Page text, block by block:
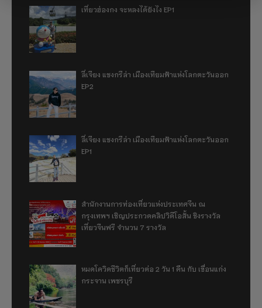
เที่ยวฮ่องกง จะหลงได้ยังไง EP1
ลี่เจียง แชงกรีล่า เมืองเทียมฟ้าแห่งโลกตะวันออก
EP2
ลี่เจียง แชงกรีล่า เมืองเทียมฟ้าแห่งโลกตะวันออก
EP1
สำนักงานการท่องเที่ยวแห่งประเทศจีน ณ
กรุงเทพฯ เชิญประกวดคลิปวิดีโอสั้น ชิงรางวัล
เที่ยวจีนฟรี จำนวน 7 รางวัล
หมดโควิดชีวิตก็เที่ยวต่อ 2 วัน 1 คืน กับ เขื่อนแก่ง
กระจาน เพชรบุรี